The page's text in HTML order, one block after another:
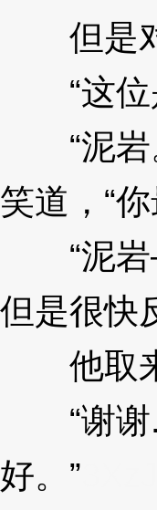
但是
“这位
“泥岩
笑道，“
“泥岩
但是很快
他取来
“谢谢
好。”